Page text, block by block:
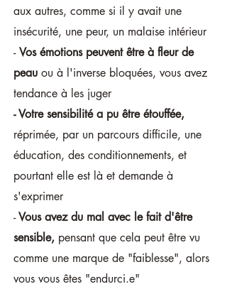
aux autres, comme si il y avait une
insécurité, une peur, un malaise intérieur
-Vos émotions peuvent être à fleur de
peau ou à l'inverse bloquées, vous avez
tendance à les juger
- Votresensibilité a pu être étouffée,
réprimée, par un parcours difficile, une
éducation, des conditionnements, et
pourtant elle est là et demande à
s'exprimer
-Vous avez du mal avec le fait d'être
sensible, pensant que cela peut être vu
comme une marque de "faiblesse", alors
vous vous êtes "endurci.e"